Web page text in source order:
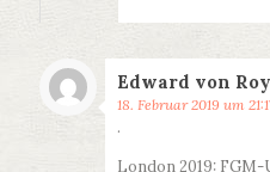
Edward von Roy
18. Februar 2019 um
·
London 2019: